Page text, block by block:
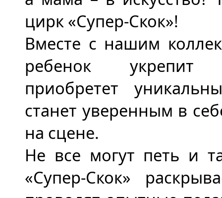
цирк «Супер-Скок»!
Вместе с нашим
ребенок укрепит
приобретет
станет уверенным в
на сцене.
Не все могут петь и
«Супер-Скок»